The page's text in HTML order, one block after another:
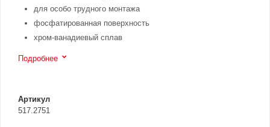
для особо трудного монтажа
фосфатированная поверхность
хром-ванадиевый сплав
Подробнее
Артикул
517.2751